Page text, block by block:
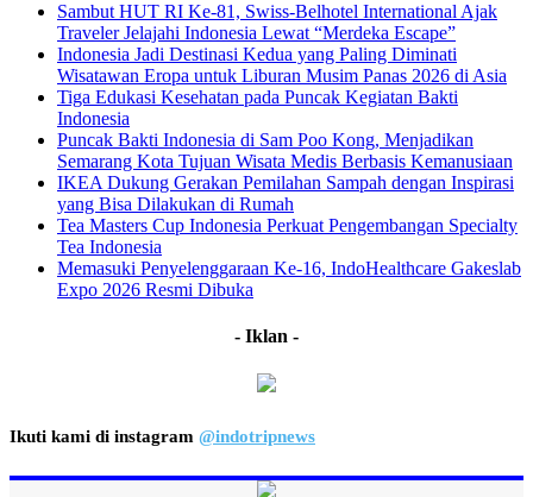
Sambut HUT RI Ke-81, Swiss-Belhotel International Ajak
Traveler Jelajahi Indonesia Lewat “Merdeka Escape”
Indonesia Jadi Destinasi Kedua yang Paling Diminati
Wisatawan Eropa untuk Liburan Musim Panas 2026 di Asia
Tiga Edukasi Kesehatan pada Puncak Kegiatan Bakti
Indonesia
Puncak Bakti Indonesia di Sam Poo Kong, Menjadikan
Semarang Kota Tujuan Wisata Medis Berbasis Kemanusiaan
IKEA Dukung Gerakan Pemilahan Sampah dengan Inspirasi
yang Bisa Dilakukan di Rumah
Tea Masters Cup Indonesia Perkuat Pengembangan Specialty
Tea Indonesia
Memasuki Penyelenggaraan Ke-16, IndoHealthcare Gakeslab
Expo 2026 Resmi Dibuka
- Iklan -
Ikuti kami di instagram @indotripnews